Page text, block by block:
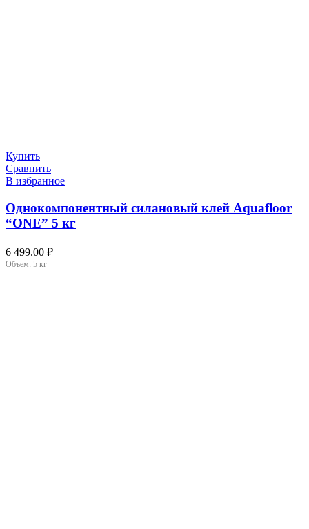
Купить
Сравнить
В избранное
Однокомпонентный силановый клей Aquafloor
“ONE” 5 кг
6 499.00 ₽
Объем: 5 кг